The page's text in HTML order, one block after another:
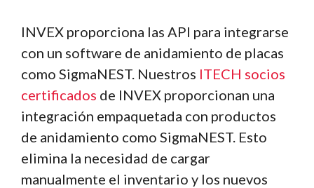
INVEX proporciona las API para integrarse
con un software de anidamiento de placas
como SigmaNEST. Nuestros ITECH socios
certificados de INVEX proporcionan una
integración empaquetada con productos
de anidamiento como SigmaNEST. Esto
elimina la necesidad de cargar
manualmente el inventario y los nuevos